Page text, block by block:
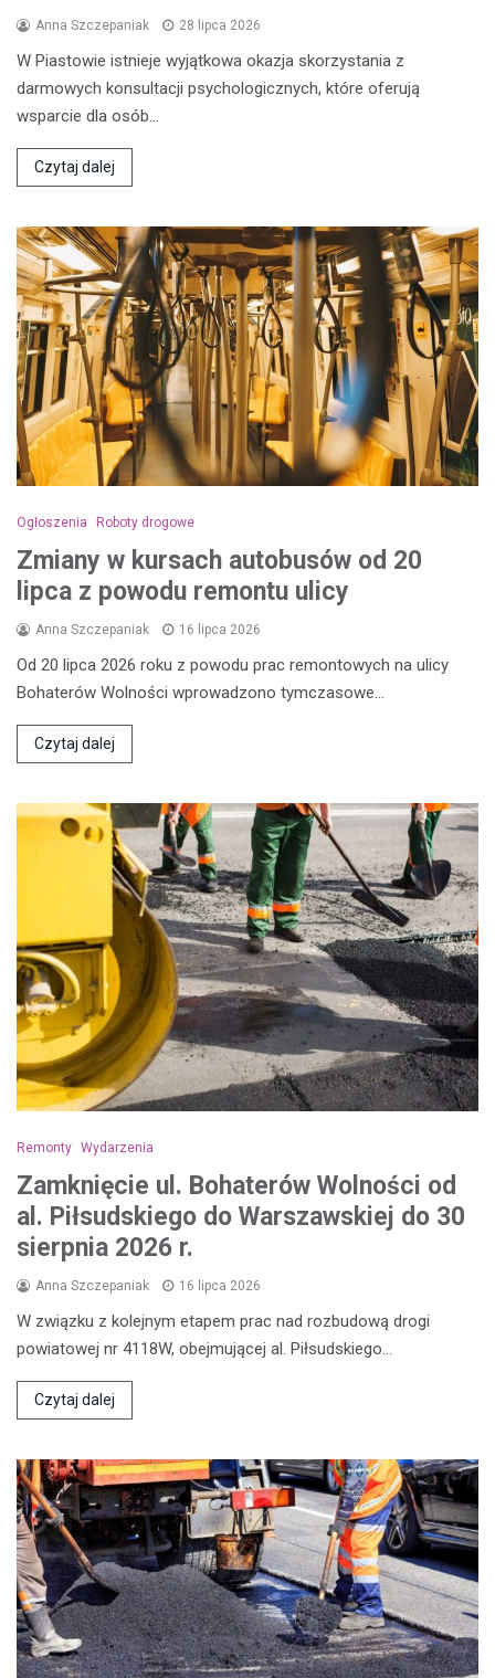
Anna Szczepaniak 28 lipca 2026
W Piastowie istnieje wyjątkowa okazja skorzystania z
darmowych konsultacji psychologicznych, które oferują
wsparcie dla osób…
Czytaj dalej
Ogłoszenia Roboty drogowe
Zmiany w kursach autobusów od 20
lipca z powodu remontu ulicy
Anna Szczepaniak 16 lipca 2026
Od 20 lipca 2026 roku z powodu prac remontowych na ulicy
Bohaterów Wolności wprowadzono tymczasowe…
Czytaj dalej
Remonty Wydarzenia
Zamknięcie ul. Bohaterów Wolności od
al. Piłsudskiego do Warszawskiej do 30
sierpnia 2026 r.
Anna Szczepaniak 16 lipca 2026
W związku z kolejnym etapem prac nad rozbudową drogi
powiatowej nr 4118W, obejmującej al. Piłsudskiego…
Czytaj dalej